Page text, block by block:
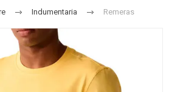
Indumentaria Remeras